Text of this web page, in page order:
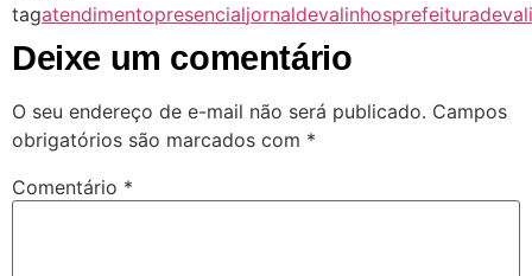
tagatendimentopresencialjornaldevalinhos
Deixe um comentário
O seu endereço de e-mail não será publicado. Campos
obrigatórios são marcados com *
Comentário *